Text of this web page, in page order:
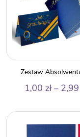
Zestaw
1,00 zł – 2,99